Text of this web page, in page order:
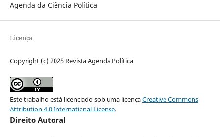
Agenda da Ciência Política
Licença
Copyright (c) 2025 Revista Agenda Política
Este trabalho está licenciado sob uma licençaCreative Commons
Attribution 4.0 International License.
Direito Autoral